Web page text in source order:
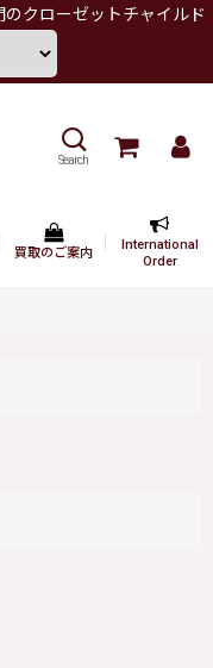
クローゼットチャイルド
Search
買取のご案内
International
Order